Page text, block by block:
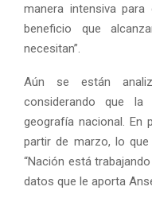
manera intensiva
beneficio que
necesitan”.
Aún se están
considerando que
geografía nacional. En
partir de marzo, lo
“Nación está
datos que le aporta